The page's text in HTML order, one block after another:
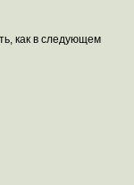
как в следующем